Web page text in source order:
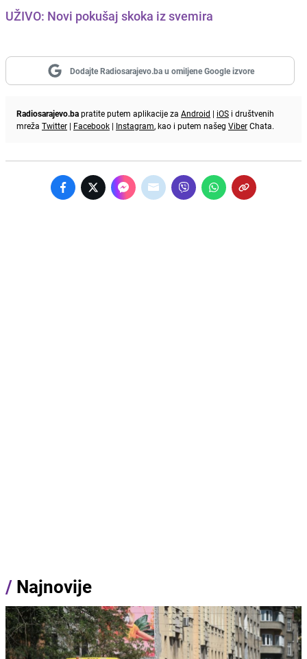
UŽIVO: Novi pokušaj skoka iz svemira
Dodajte Radiosarajevo.ba u omiljene Google izvore
Radiosarajevo.bapratite putem aplikacije za Android | iOS i društvenih
mreža Twitter | Facebook | Instagram, kao i putem našeg ViberChata.
/ Najnovije